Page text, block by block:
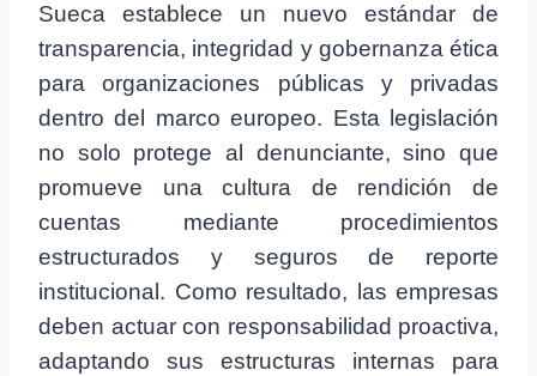
Sueca establece un nuevo estándar de
transparencia, integridad y gobernanza ética
para organizaciones públicas y privadas
dentro del marco europeo. Esta legislación
no solo protege al denunciante, sino que
promueve una cultura de rendición de
cuentas mediante procedimientos
estructurados y seguros de reporte
institucional. Como resultado, las empresas
deben actuar con responsabilidad proactiva,
adaptando sus estructuras internas para